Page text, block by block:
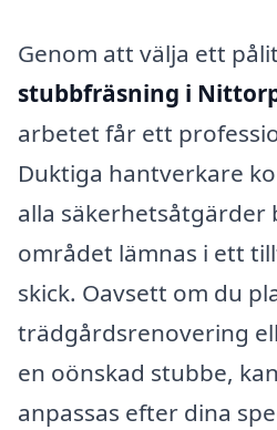
Genom att välja ett
stubbfräsning i
arbetet får ett
Duktiga hantverkare
alla säkerhetsåtgärder
området lämnas i ett
skick. Oavsett om du
trädgårdsrenovering
en oönskad stubbe,
anpassas efter dina